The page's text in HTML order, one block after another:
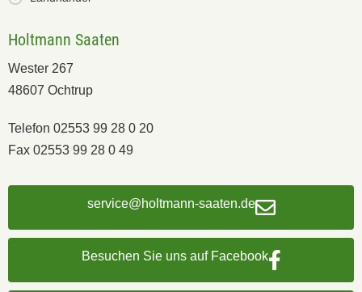
Holtmann Saaten
Wester 267
48607 Ochtrup
Telefon 02553 99 28 0 20
Fax 02553 99 28 0 49
service@holtmann-saaten.de
Besuchen Sie uns auf Facebook